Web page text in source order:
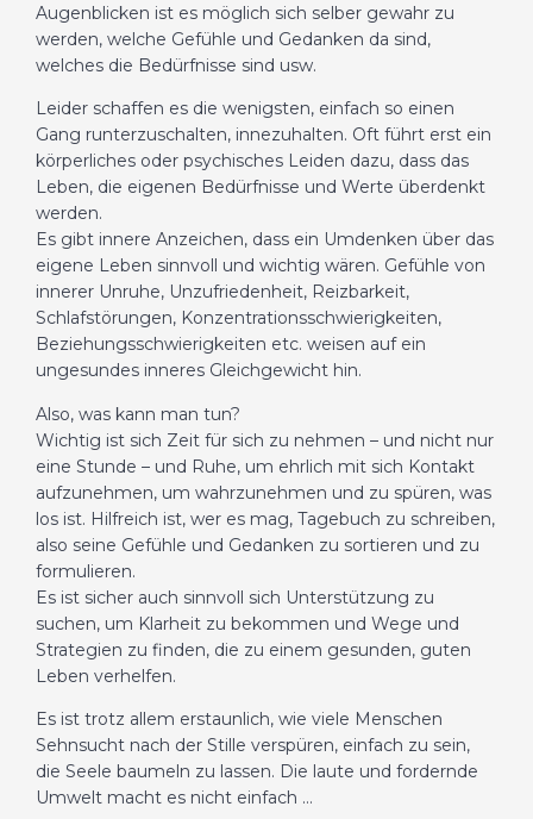
Augenblicken ist es möglich sich selber gewahr zu
werden, welche Gefühle und Gedanken da sind,
welches die Bedürfnisse sind usw.
Leider schaffen es die wenigsten, einfach so einen
Gang runterzuschalten, innezuhalten. Oft führt erst ein
körperliches oder psychisches Leiden dazu, dass das
Leben, die eigenen Bedürfnisse und Werte überdenkt
werden.
Es gibt innere Anzeichen, dass ein Umdenken über das
eigene Leben sinnvoll und wichtig wären. Gefühle von
innerer Unruhe, Unzufriedenheit, Reizbarkeit,
Schlafstörungen, Konzentrationsschwierigkeiten,
Beziehungsschwierigkeiten etc. weisen auf ein
ungesundes inneres Gleichgewicht hin.
Also, was kann man tun?
Wichtig ist sich Zeit für sich zu nehmen – und nicht nur
eine Stunde – und Ruhe, um ehrlich mit sich Kontakt
aufzunehmen, um wahrzunehmen und zu spüren, was
los ist. Hilfreich ist, wer es mag, Tagebuch zu schreiben,
also seine Gefühle und Gedanken zu sortieren und zu
formulieren.
Es ist sicher auch sinnvoll sich Unterstützung zu
suchen, um Klarheit zu bekommen und Wege und
Strategien zu finden, die zu einem gesunden, guten
Leben verhelfen.
Es ist trotz allem erstaunlich, wie viele Menschen
Sehnsucht nach der Stille verspüren, einfach zu sein,
die Seele baumeln zu lassen. Die laute und fordernde
Umwelt macht es nicht einfach …